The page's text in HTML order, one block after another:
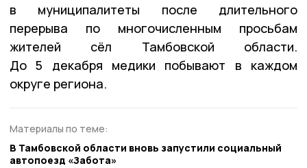
в муниципалитеты после длительного
перерыва по многочисленным просьбам
жителей сёл Тамбовской области.
До 5 декабря медики побывают в каждом
округе региона.
Материалы по теме:
В Тамбовской области вновь запустили социальный
автопоезд «Забота»